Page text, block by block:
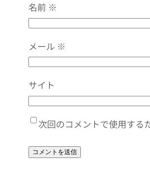
名前 ※
メール ※
サイト
次回のコメントで使用する